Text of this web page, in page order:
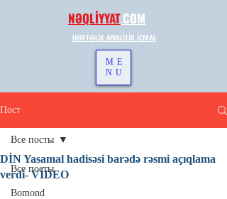
NƏQLİYYAT.COM
HƏFTƏLİK ANALİTİK İCMAL
ME
NU
Пост
Все посты
Bomond
Все посты
DİN Yasamal hadisəsi barədə rəsmi açıqlama
verdi- VİDEO